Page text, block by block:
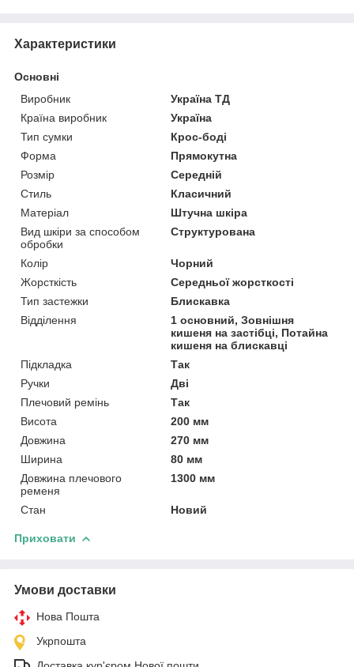
Характеристики
Основні
Виробник
Україна ТД
Країна виробник
Україна
Тип сумки
Крос-боді
Форма
Прямокутна
Розмір
Середній
Стиль
Класичний
Матеріал
Штучна шкіра
Вид шкіри за способом
обробки
Структурована
Колір
Чорний
Жорсткість
Середньої жорсткості
Тип застежки
Блискавка
Відділення
1 основний, Зовнішня
кишеня на застібці, Потайна
кишеня на блискавці
Підкладка
Так
Ручки
Дві
Плечовий ремінь
Так
Висота
200 мм
Довжина
270 мм
Ширина
80 мм
Довжина плечового
ременя
1300 мм
Стан Новий
Приховати
Умови доставки
Нова Пошта
Укрпошта